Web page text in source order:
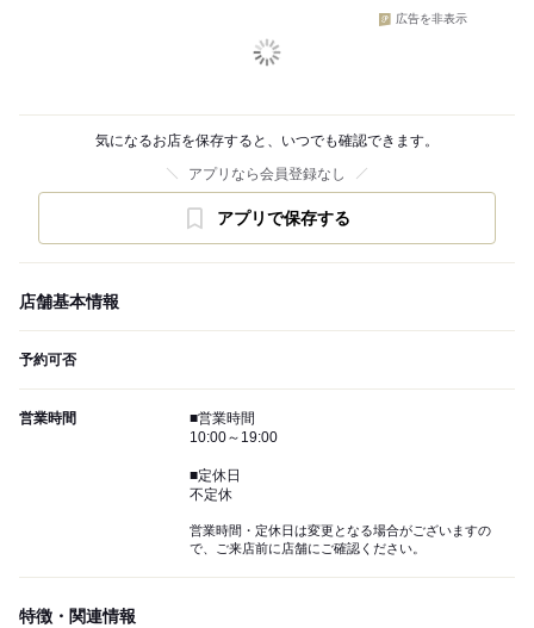
広告を非表示
気になるお店を保存すると、いつでも確認できます。
アプリなら会員登録なし
アプリで保存する
店舗基本情報
予約可否
営業時間
■営業時間
10:00～19:00
■定休日
不定休
営業時間・定休日は変更となる場合がございますの
で、ご来店前に店舗にご確認ください。
特徴・関連情報